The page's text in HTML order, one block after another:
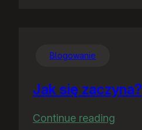
Blogowanie
Jak się zaczyna?
Continue reading